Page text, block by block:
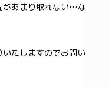
があまり取れない…な
たしますのでお問い